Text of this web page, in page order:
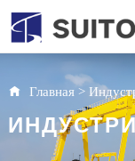
Главная>